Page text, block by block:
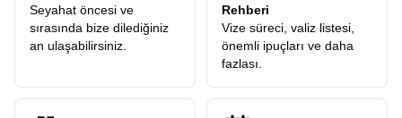
Seyahat öncesi ve
sırasında bize dilediğiniz
an ulaşabilirsiniz.
Rehberi
Vize süreci, valiz listesi,
önemli ipuçları ve daha
fazlası.